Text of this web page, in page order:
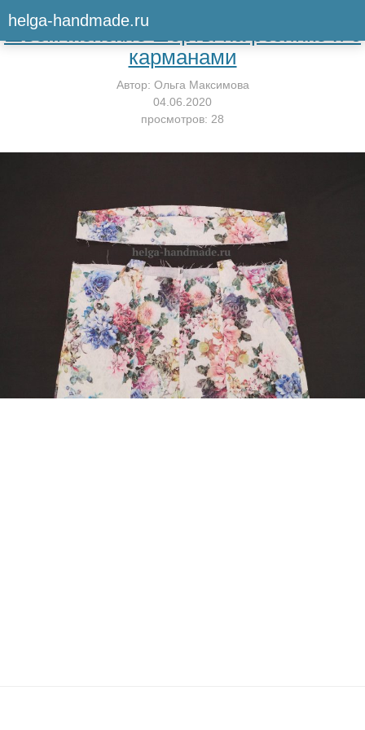
helga-handmade.ruВернуться к мастер-классу
Шьём женские шорты на резинке и с
карманами
Автор: Ольга Максимова
04.06.2020
просмотров: 28